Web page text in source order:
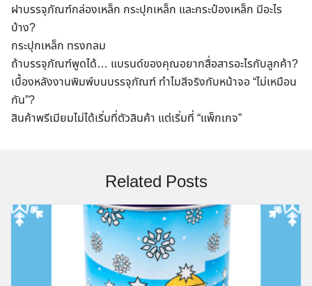
Search
for:
ฝาบรรจุภัณฑ์กล่องเหล็ก กระปุกเหล็ก และกระป๋องเหล็ก มีอะไร
บ้าง?
กระปุกเหล็ก ทรงกลม
ถ้าบรรจุภัณฑ์พูดได้… แบรนด์ของคุณอยากสื่อสารอะไรกับลูกค้า?
เบื้องหลังงานพิมพ์บนบรรจุภัณฑ์ ทำไมสีจริงกับหน้าจอ “ไม่เหมือน
กัน”?
สินค้าพรีเมียมไม่ได้เริ่มที่ตัวสินค้า แต่เริ่มที่ “แพ็กเกจ”
Related Posts